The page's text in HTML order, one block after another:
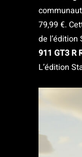
79,99 €.
de l’édition
911 GT3 R
L’édition